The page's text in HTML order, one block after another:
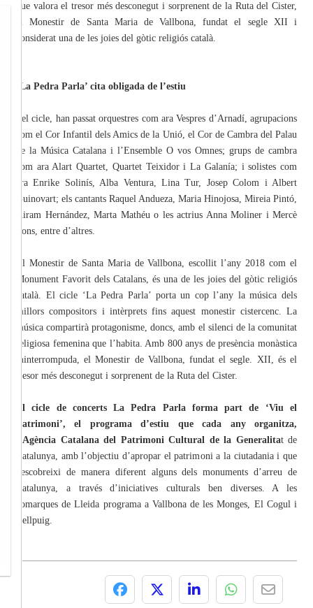
que valora el tresor més desconegut i sorprenent de la Ruta del Cister,
el Monestir de Santa Maria de Vallbona, fundat el segle XII i
considerat una de les joies del gòtic religiós català.
‘La Pedra Parla’ cita obligada de l’estiu
Pel cicle, han passat orquestres com ara Vespres d’Arnadí, agrupacions
com el Cor Infantil dels Amics de la Unió, el Cor de Cambra del Palau
de la Música Catalana i l’Ensemble O vos Omnes; grups de cambra
com ara Alart Quartet, Quartet Teixidor i La Galanía; i solistes com
ara Enrike Solinís, Alba Ventura, Lina Tur, Josep Colom i Albert
Guinovart; els cantants Raquel Andueza, Maria Hinojosa, Mireia Pintó,
Airam Hernández, Marta Mathéu o les actrius Anna Moliner i Mercè
Pons, entre d’altres.
El Monestir de Santa Maria de Vallbona, escollit l’any 2018 com el
Monument Favorit dels Catalans, és una de les joies del gòtic religiós
català. El cicle ‘La Pedra Parla’ porta un cop l’any la música dels
millors compositors i intèrprets fins aquest monestir cistercenc. La
música compartirà protagonisme, doncs, amb el silenci de la comunitat
religiosa femenina que l’habita. Amb 800 anys de presència monàstica
ininterrompuda, el Monestir de Vallbona, fundat el segle. XII, és el
tresor més desconegut i sorprenent de la Ruta del Cister.
El cicle de concerts La Pedra Parla forma part de ‘Viu el
Patrimoni’, el programa d’estiu que cada any organitza,
l’Agència Catalana del Patrimoni Cultural de la Generalitat de
Catalunya, amb l’objectiu d’apropar el patrimoni a la ciutadania i que
descobreixi de manera diferent alguns dels monuments d’arreu de
Catalunya, a través d’iniciatives culturals ben diverses. A les
comarques de Lleida programa a Vallbona de les Monges, El Cogul i
Bellpuig.